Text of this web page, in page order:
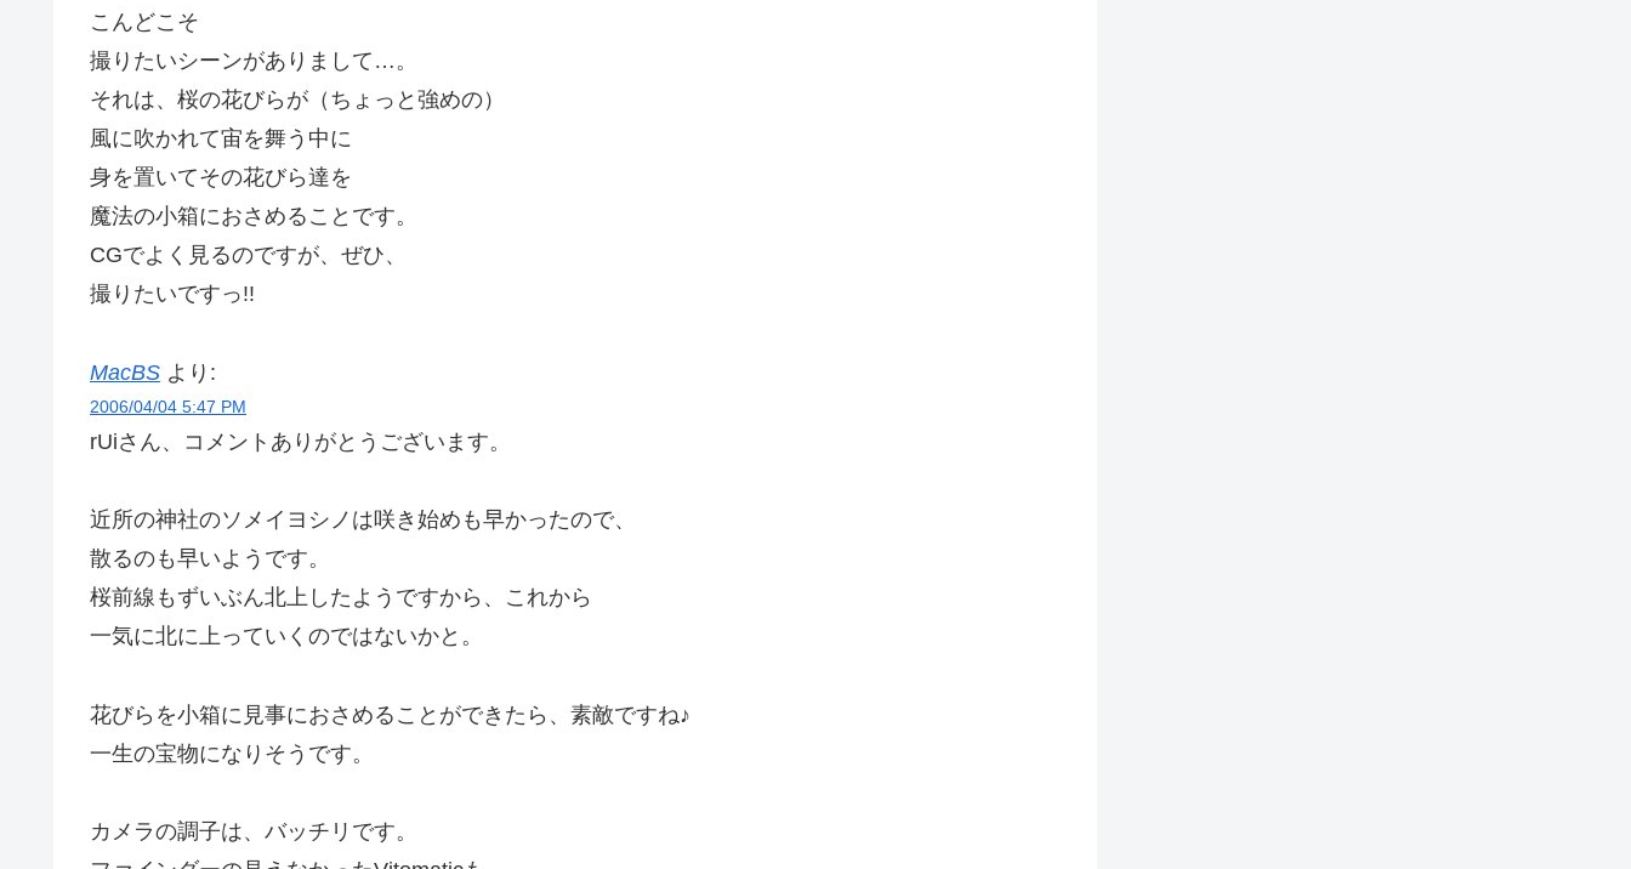
こんどこそ
撮りたいシーンがありまして…。
それは、桜の花びらが（ちょっと強めの）
風に吹かれて宙を舞う中に
身を置いてその花びら達を
魔法の小箱におさめることです。
CGでよく見るのですが、ぜひ、
撮りたいですっ!!
MacBS より:
2006/04/04 5:47 PM
rUiさん、コメントありがとうございます。
近所の神社のソメイヨシノは咲き始めも早かったので、
散るのも早いようです。
桜前線もずいぶん北上したようですから、これから
一気に北に上っていくのではないかと。
花びらを小箱に見事におさめることができたら、素敵ですね♪
一生の宝物になりそうです。
カメラの調子は、バッチリです。